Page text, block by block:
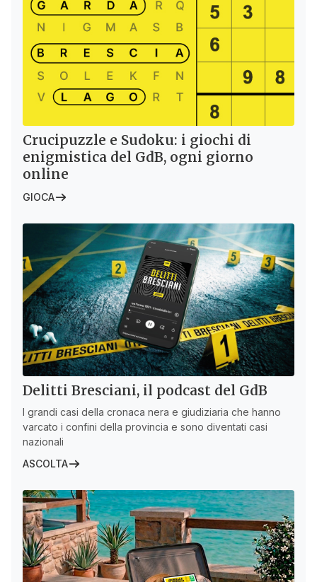
Crucipuzzle e Sudoku: i giochi di
enigmistica del GdB, ogni giorno
online
GIOCA
Delitti Bresciani, il podcast del GdB
I grandi casi della cronaca nera e giudiziaria che hanno
varcato i confini della provincia e sono diventati casi
nazionali
ASCOLTA